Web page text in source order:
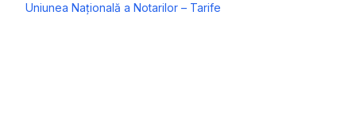
Uniunea Națională a Notarilor – Tarife